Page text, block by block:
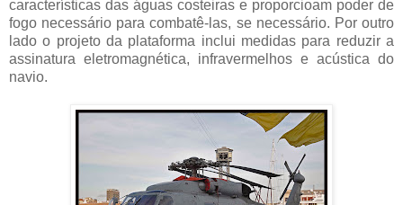
características das águas costeiras e proporcioam poder de
fogo necessário para combatê-las, se necessário. Por outro
lado o projeto da plataforma inclui medidas para reduzir a
assinatura eletromagnética, infravermelhos e acústica do
navio.